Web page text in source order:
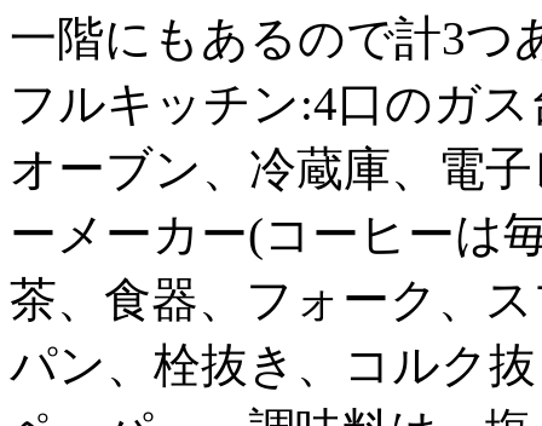
一階にもあるので計3つ
フルキッチン:4口のガ
オーブン、冷蔵庫、電
ーメーカー(コーヒーは
茶、食器、フォーク、
パン、栓抜き、コルク